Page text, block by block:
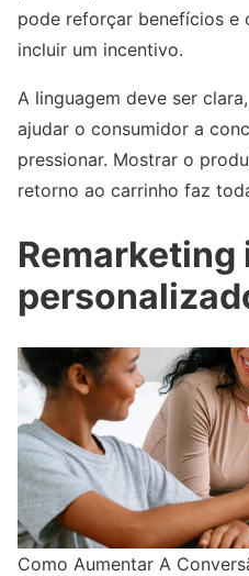
pode reforçar benefícios e
incluir um incentivo.
A linguagem deve ser
ajudar o consumidor a
pressionar. Mostrar o
retorno ao carrinho faz
Como Aumentar A